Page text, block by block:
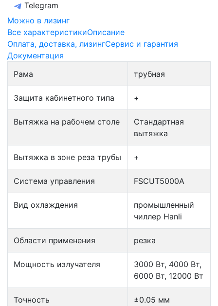
Telegram
Можно в лизинг
Все характеристикиОписание
Оплата, доставка, лизингСервис и гарантия
Документация
Рама
трубная
Защита кабинетного типа +
Вытяжка на рабочем столе
Стандартная
вытяжка
Вытяжка в зоне реза трубы +
Система управления FSCUT5000А
Вид охлаждения
промышленный
чиллер Hanli
Области применения резка
Мощность излучателя
3000 Вт, 4000 Вт,
6000 Вт, 12000 Вт
Точность
±0.05 мм